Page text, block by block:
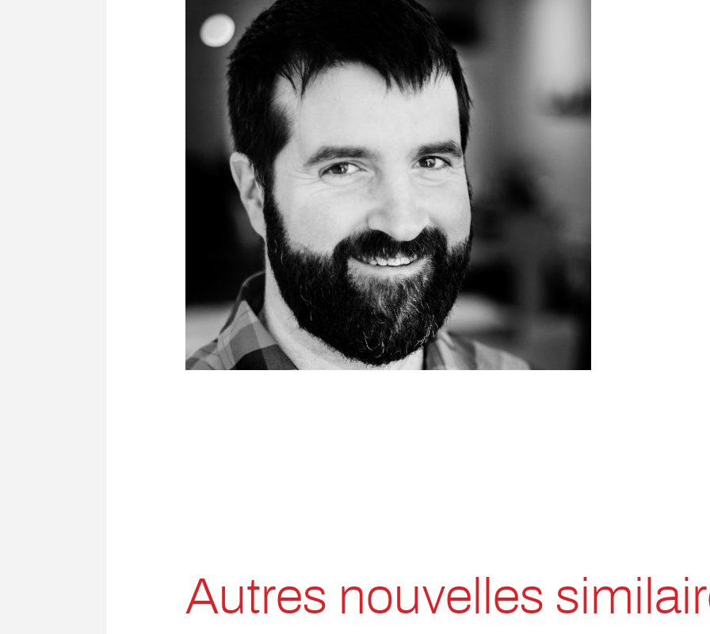
Autres nouvelles